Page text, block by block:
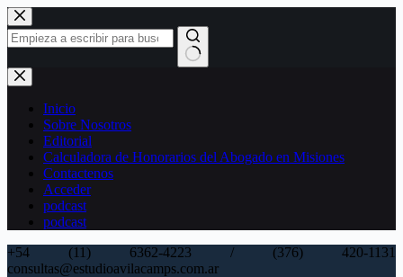
Saltar
al
contenido
Sin
resultados
Inicio
Sobre Nosotros
Editorial
Calculadora de Honorarios del Abogado en Misiones
Contactenos
Acceder
podcast
podcast
+54 (11) 6362-4223 / (376) 420-1131
consultas@estudioavilacamps.com.ar